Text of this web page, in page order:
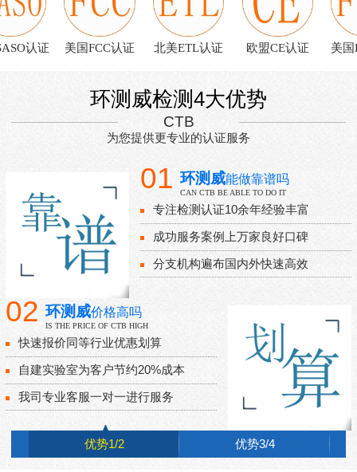
认证 美国FCC认证 北美ETL认证 欧盟CE认证 美国
环测威检测4大优势
CTB
为您提供更专业的认证服务
01 环测威能做靠谱吗
CAN CTB BE ABLE TO DO IT
专注检测认证10余年经验丰富
成功服务案例上万家良好口碑
分支机构遍布国内外快速高效
02 环测威价格高吗
IS THE PRICE OF CTB HIGH
快速报价同等行业优惠划算
自建实验室为客户节约20%成本
我司专业客服一对一进行服务
优势1/2 优势3/4